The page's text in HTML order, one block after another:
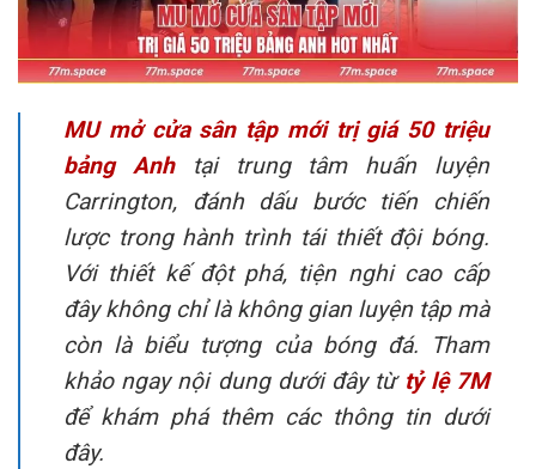
MU mở cửa sân tập mới trị giá 50 triệu
bảng Anhtại trung tâm huấn luyện
Carrington, đánh dấu bước tiến chiến
lược trong hành trình tái thiết đội bóng.
Với thiết kế đột phá, tiện nghi cao cấp
đây không chỉ là không gian luyện tập mà
còn là biểu tượng của bóng đá. Tham
khảo ngay nội dung dưới đây từ tỷ lệ 7M
để khám phá thêm các thông tin dưới
đây.